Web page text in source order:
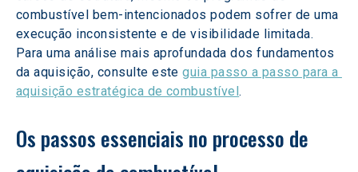
combustível bem-intencionados podem sofrer de uma
execução inconsistente e de visibilidade limitada.
Para uma análise mais aprofundada dos fundamentos
da aquisição, consulte este guia passo a passo para a
aquisição estratégica de combustível.
Os passos essenciais no processo de